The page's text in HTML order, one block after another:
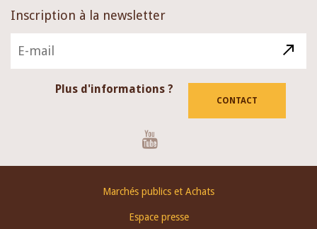
Inscription à la newsletter
Plus d'informations ?
CONTACT
Marchés publics et Achats
Espace presse